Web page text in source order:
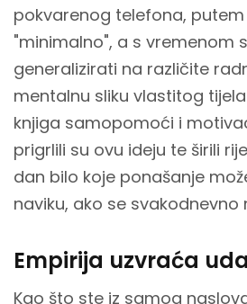
pokvarenog telefona,
"minimalno", a s vremenom
generalizirati na različite
mentalnu sliku vlastitog
knjiga samopomoći i
prigrlili su ovu ideju te širili
dan bilo koje ponašanje
naviku, ako se svakodnevno
Empirija uzvraća
Kao što ste iz samog